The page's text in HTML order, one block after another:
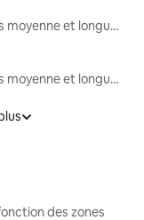
Locations moyenne et longue durée
Locations moyenne et longue durée
des zones